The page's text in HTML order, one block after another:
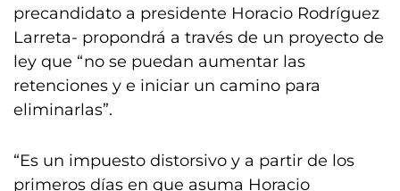
precandidato a presidente Horacio Rodríguez
Larreta- propondrá a través de un proyecto de
ley que “no se puedan aumentar las
retenciones y e iniciar un camino para
eliminarlas”.
“Es un impuesto distorsivo y a partir de los
primeros días en que asuma Horacio